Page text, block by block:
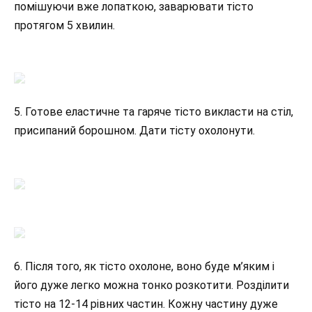
помішуючи вже лопаткою, заварювати тісто
протягом 5 хвилин.
5. Готове еластичне та гаряче тісто викласти на стіл,
присипаний борошном. Дати тісту охолонути.
6. Після того, як тісто охолоне, воно буде м’яким і
його дуже легко можна тонко розкотити. Розділити
тісто на 12-14 рівних частин. Кожну частину дуже